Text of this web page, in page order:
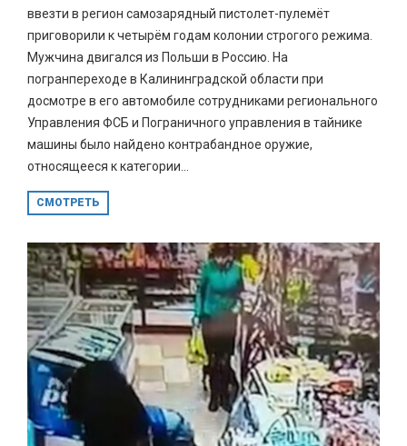
ввезти в регион самозарядный пистолет-пулемёт
приговорили к четырём годам колонии строгого режима.
Мужчина двигался из Польши в Россию. На
погранпереходе в Калининградской области при
досмотре в его автомобиле сотрудниками регионального
Управления ФСБ и Пограничного управления в тайнике
машины было найдено контрабандное оружие,
относящееся к категории...
СМОТРЕТЬ